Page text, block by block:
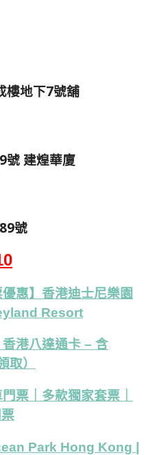
樓地下7號舖
號 建煌華廈
號
惠】香港迪士尼樂園
Resort
香港八達通卡 – 含
取）
票｜多款獨家套票｜
Park Hong Kong |